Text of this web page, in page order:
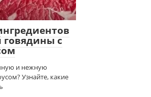
0
говядины с
и нежную
Узнайте, какие